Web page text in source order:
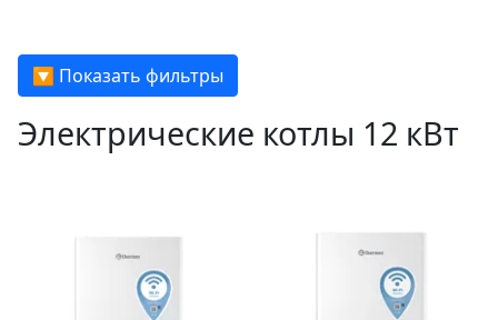
🔽 Показать фильтры
Электрические котлы 12 кВт